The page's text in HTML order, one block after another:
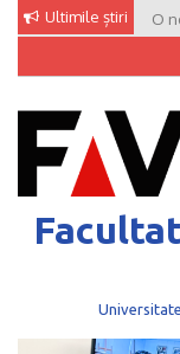
Skip
content
Ultimile știri O